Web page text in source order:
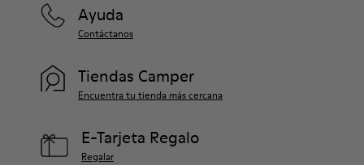
Ayuda
Contáctanos
Tiendas Camper
Encuentra tu tienda más cercana
E-Tarjeta Regalo
Regalar